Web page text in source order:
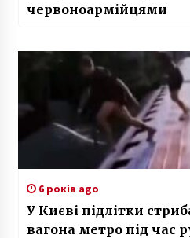
червоноармійцями
6 років ago
У Києві підлітки
вагона метро під час